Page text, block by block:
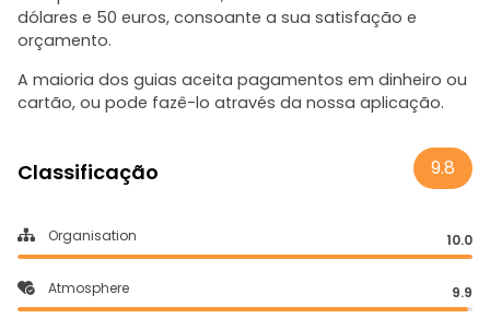
dólares e 50 euros, consoante a sua satisfação e
orçamento.
A maioria dos guias aceita pagamentos em dinheiro ou
cartão, ou pode fazê-lo através da nossa aplicação.
Classificação 9.8
Organisation 10.0
Atmosphere 9.9